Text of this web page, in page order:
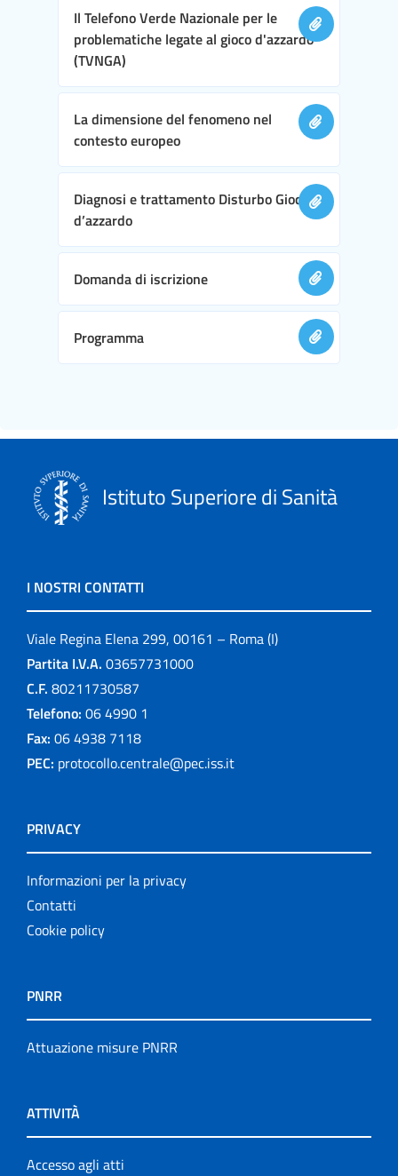
Il Telefono Verde Nazionale per le
problematiche legate al gioco d'azzardo
(TVNGA)
La dimensione del fenomeno nel
contesto europeo
Diagnosi e trattamento Disturbo Gioco
d’azzardo
Domanda di iscrizione
Programma
Istituto Superiore di Sanità
I NOSTRI CONTATTI
Viale Regina Elena 299, 00161 – Roma (I)
Partita I.V.A. 03657731000
C.F. 80211730587
Telefono: 06 4990 1
Fax: 06 4938 7118
PEC: protocollo.centrale@pec.iss.it
PRIVACY
Informazioni per la privacy
Contatti
Cookie policy
PNRR
Attuazione misure PNRR
ATTIVITÀ
Accesso agli atti